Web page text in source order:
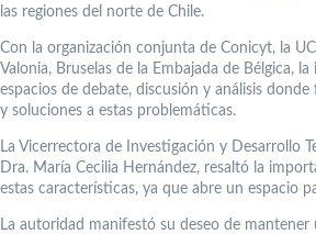
las regiones del norte de Chile.
Con la organización conjunta de Conicyt, la
Valonia, Bruselas de la Embajada de Bélgica,
espacios de debate, discusión y análisis
y soluciones a estas problemáticas.
La Vicerrectora de Investigación y Desarrollo
Dra. María Cecilia Hernández, resaltó la
estas características, ya que abre un espacio
La autoridad manifestó su deseo de